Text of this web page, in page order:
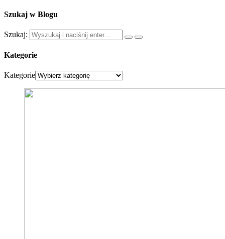
Szukaj w Blogu
Szukaj:
Kategorie
Kategorie